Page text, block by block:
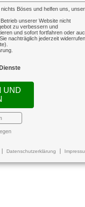
Böses und helfen uns,
unserer Website nicht
zu verbessern und
und sofort fortfahren oder
nachträglich jederzeit widerrufen
UND
Datenschutzerklärung